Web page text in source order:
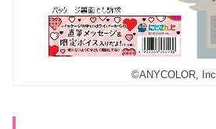
©ANYCOLOR,